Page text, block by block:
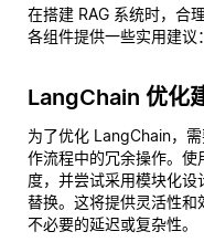
在搭建 RAG 系统时，合
各组件提供一些实用建议：
LangChain 优化
为了优化 LangChain，
作流程中的冗余操作。
度，并尝试采用模块化
替换。这将提供灵活性
不必要的延迟或复杂性。